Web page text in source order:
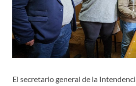
El secretario general de la